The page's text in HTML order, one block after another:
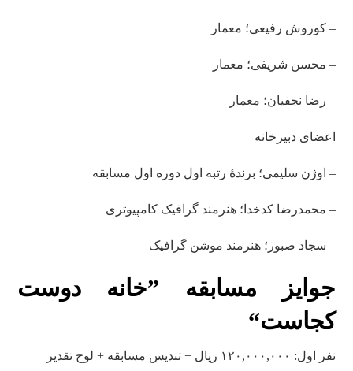
– کوروش رفیعی؛ معمار
– محسن شریفی؛ معمار
– رضا نجفیان؛ معمار
اعضای دبیرخانه
– اوژن سلیمی؛ برندۀ رتبه اول دوره اول مسابقه
– محمدرضا کدخدا؛ هنرمند گرافیک کامپیوتری
– سجاد صبور؛ هنرمند موشن گرافیک
جوایز مسابقه ”خانه دوست
کجاست“
نفر اول: ۱۲۰,۰۰۰,۰۰۰ ریال + تندیس مسابقه + لوح تقدیر